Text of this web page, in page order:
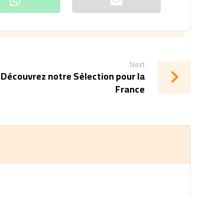
Next
notre Sélection pour la
France